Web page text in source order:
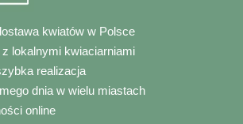
kwiatów w Polsce
z lokalnymi kwiaciarniami
realizacja
dnia w wielu miastach
online